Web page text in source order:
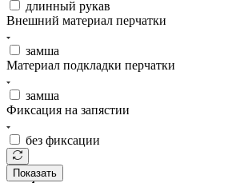
длинный рукав
Внешний материал перчатки
замша
Материал подкладки перчатки
замша
Фиксация на запястии
без фиксации
Показать